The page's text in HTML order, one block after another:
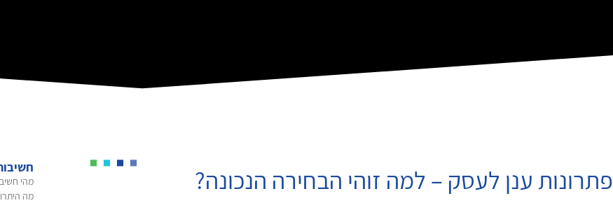
פתרונות ענן לעסק – למה זוהי הבחירה הנכונה?
מהי
מה